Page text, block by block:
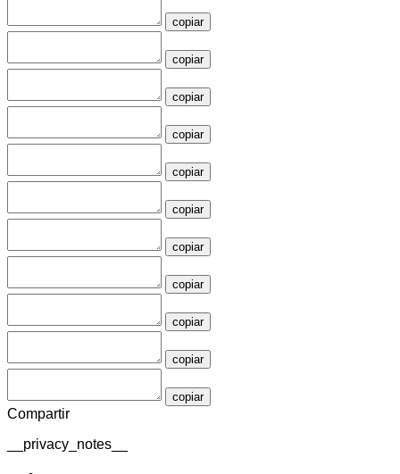
copiar
copiar
copiar
copiar
copiar
copiar
copiar
copiar
copiar
copiar
copiar
Compartir
__privacy_notes__